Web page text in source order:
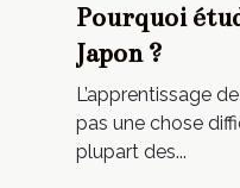
Pourquoi
Japon ?
L’apprentissage
pas une chose
plupart des...